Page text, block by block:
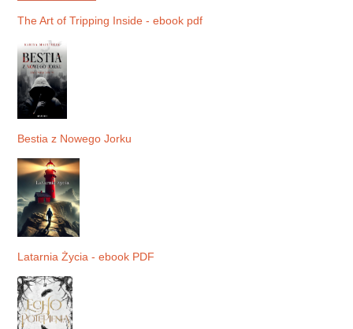
The Art of Tripping Inside - ebook pdf
Bestia z Nowego Jorku
Latarnia Życia - ebook PDF